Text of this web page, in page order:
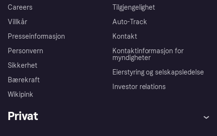
Careers
Villkår
Presseinformasjon
Personvern
Sikkerhet
Bærekraft
Wikipink
Tilgjengelighet
Auto-Track
Kontakt
Kontaktinformasjon for
myndigheter
Eierstyring og selskapsledelse
Investor relations
Privat